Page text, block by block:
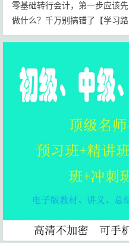
零基础转行会计，第一步应该先
做什么？千万别搞错了【学习路
线+岗位规划】